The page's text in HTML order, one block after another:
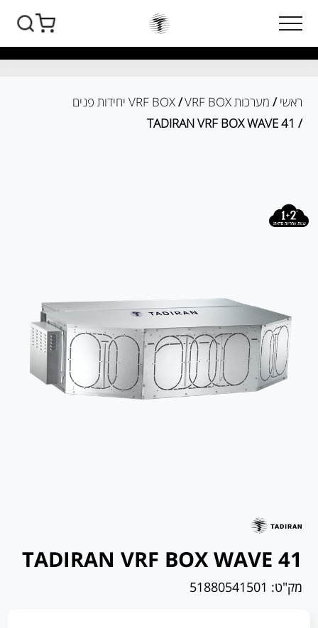
ראשי / מערכות VRF BOX /VRF BOX יחידות פנים
/ TADIRAN VRF BOX WAVE 41
TADIRAN VRF BOX WAVE 41
מק"ט: 51880541501